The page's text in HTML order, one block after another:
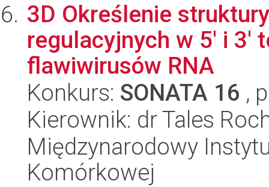
3D Określenie
regulacyjnych w 5' i 3'
flawiwirusów RNA
Konkurs: SONATA 16 ,
Kierownik: dr Tales
Międzynarodowy
Komórkowej